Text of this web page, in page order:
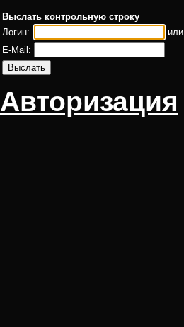
Выслать контрольную строку
Логин:
или
E-Mail:
Авторизация